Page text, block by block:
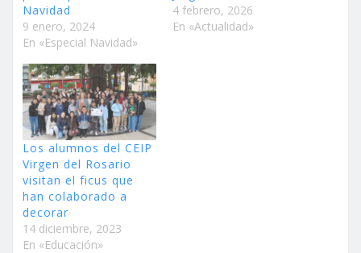
Navidad
9 enero, 2024
En «Especial Navidad»
4 febrero, 2026
En «Actualidad»
Los alumnos del CEIP
Virgen del Rosario
visitan el ficus que
han colaborado a
decorar
14 diciembre, 2023
En «Educación»